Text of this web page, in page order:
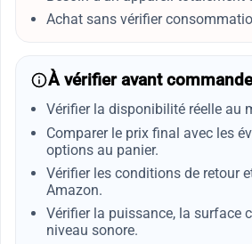
Achat sans vérifier
À vérifier avant commande
Vérifier la disponibilité réelle au
Comparer le prix final avec les
options au panier.
Vérifier les conditions de retour
Amazon.
Vérifier la puissance, la surface
niveau sonore.